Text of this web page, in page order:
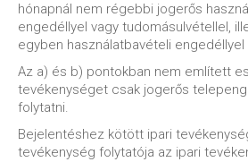
hónapnál nem régebbi jogerős
engedéllyel vagy tudomásulvétellel,
egyben használatbavételi engedéllyel
Az a) és b) pontokban nem említett
tevékenységet csak jogerős
folytatni.
Bejelentéshez kötött ipari
tevékenység folytatója az ipari